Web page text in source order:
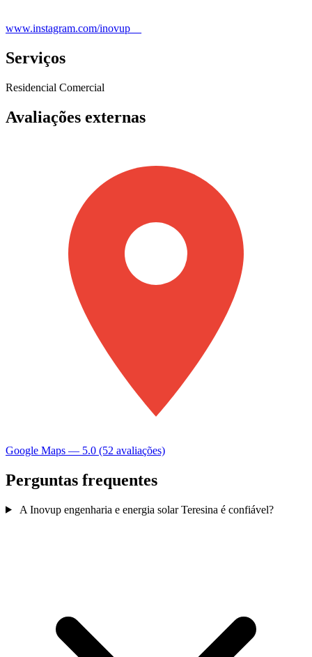
www.instagram.com/inovup__
Serviços
Residencial Comercial
Avaliações externas
Google Maps — 5.0 (52 avaliações)
Perguntas frequentes
A Inovup engenharia e energia solar Teresina é confiável?